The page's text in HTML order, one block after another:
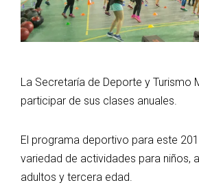
La Secretaría de Deporte y Turismo
participar de sus clases anuales.
El programa deportivo para este
variedad de actividades para niños,
adultos y tercera edad.